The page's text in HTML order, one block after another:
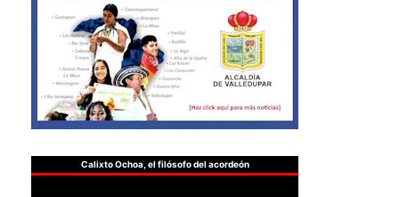
Calixto Ochoa, el filósofo del acordeón